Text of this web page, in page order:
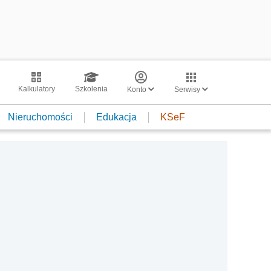
Kalkulatory Szkolenia Konto Serwisy
Nieruchomości Edukacja KSeF